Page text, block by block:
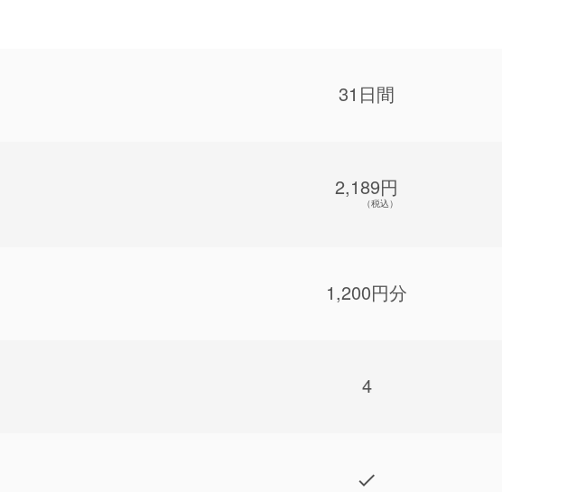
31日間
2,189円
（税込）
1,200円分
4